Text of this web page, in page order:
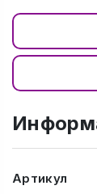
Артикул